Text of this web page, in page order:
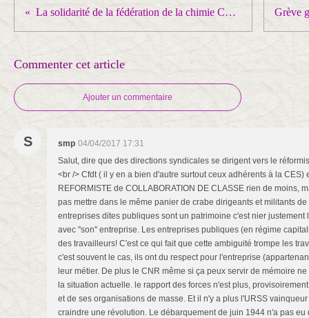
La solidarité de la fédération de la chimie CGT aux sans papiers de Rungis
Commenter cet article
Ajouter un commentaire
S smp 04/04/2017 17:31
Salut, dire que des directions syndicales se dirigent vers le
<br /> Cfdt ( il y en a bien d'autre surtout ceux adhérents à la
REFORMISTE de COLLABORATION DE CLASSE rien de moins,
pas mettre dans le même panier de crabe dirigeants et militants
entreprises dites publiques sont un patrimoine c'est nier
avec ''son'' entreprise. Les entreprises publiques (en régime
des travailleurs! C'est ce qui fait que cette ambiguité trompe les
c'est souvent le cas, ils ont du respect pour l'entreprise
leur métier. De plus le CNR même si ça peux servir de mémoire
la situation actuelle. le rapport des forces n'est plus,
et de ses organisations de masse. Et il n'y a plus l'URSS
craindre une révolution. Le débarquement de juin 1944 n'a pas eu